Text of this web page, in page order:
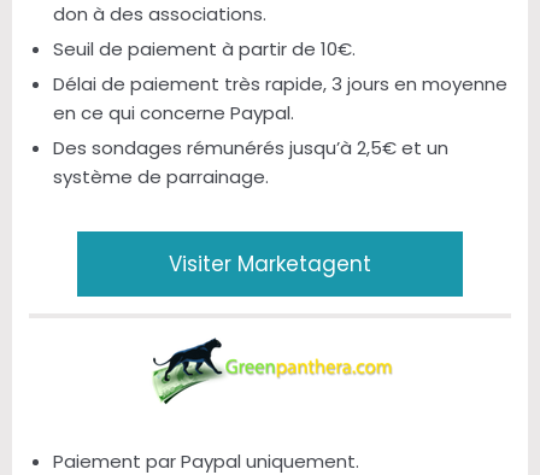
don à des associations.
Seuil de paiement à partir de 10€.
Délai de paiement très rapide, 3 jours en moyenne
en ce qui concerne Paypal.
Des sondages rémunérés jusqu’à 2,5€ et un
système de parrainage.
Visiter Marketagent
Paiement par Paypal uniquement.